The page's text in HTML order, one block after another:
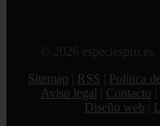
© 2026 especiespro.es.
Sitemap
RSS Política
Aviso legal
Contacto
Diseño web